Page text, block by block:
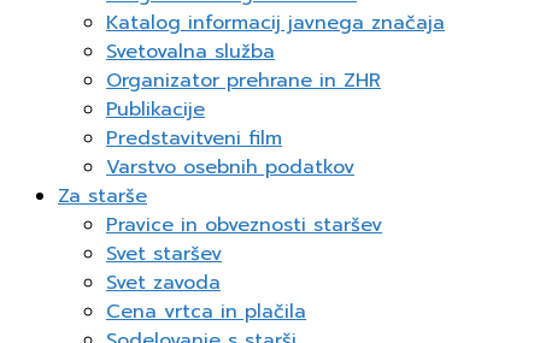
Katalog informacij javnega značaja
Svetovalna služba
Organizator prehrane in ZHR
Publikacije
Predstavitveni film
Varstvo osebnih podatkov
Za starše
Pravice in obveznosti staršev
Svet staršev
Svet zavoda
Cena vrtca in plačila